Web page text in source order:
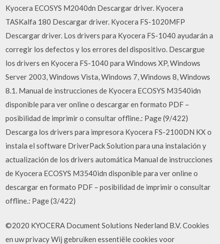
Kyocera ECOSYS M2040dn Descargar driver. Kyocera
TASKalfa 180 Descargar driver. Kyocera FS-1020MFP
Descargar driver. Los drivers para Kyocera FS-1040 ayudarán a
corregir los defectos y los errores del dispositivo. Descargue
los drivers en Kyocera FS-1040 para Windows XP, Windows
Server 2003, Windows Vista, Windows 7, Windows 8, Windows
8.1. Manual de instrucciones de Kyocera ECOSYS M3540idn
disponible para ver online o descargar en formato PDF –
posibilidad de imprimir o consultar offline.: Page (9/422)
Descarga los drivers para impresora Kyocera FS-2100DN KX o
instala el software DriverPack Solution para una instalación y
actualización de los drivers automática Manual de instrucciones
de Kyocera ECOSYS M3540idn disponible para ver online o
descargar en formato PDF – posibilidad de imprimir o consultar
offline.: Page (3/422)
©2020 KYOCERA Document Solutions Nederland B.V. Cookies
en uw privacy Wij gebruiken essentiële cookies voor